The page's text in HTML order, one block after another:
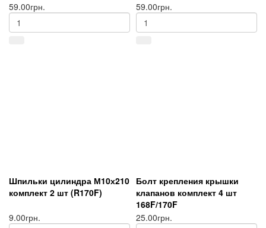
59.00грн. 59.00грн.
Шпильки цилиндра М10х210
комплект 2 шт (R170F)
9.00грн.
Болт крепления крышки
клапанов комплект 4 шт
168F/170F
25.00грн.